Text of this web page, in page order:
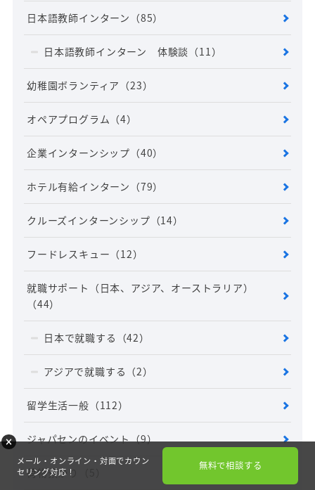
日本語教師インターン （85）
日本語教師インターン 体験談 （11）
幼稚園ボランティア （23）
オペアプログラム （4）
企業インターンシップ （40）
ホテル有給インターン （79）
クルーズインターンシップ （14）
フードレスキュー （12）
就職サポート（日本、アジア、オーストラリア）
（44）
日本で就職する （42）
アジアで就職する （2）
留学生活一般 （112）
ジャパセンのイベント（9）
荷物預かり
メール・オンライン・対面でカウン
セリング対応！
無料で相談する